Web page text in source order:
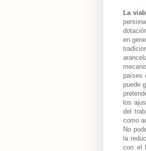
La
en
países
puede
los
del
como
No
la
con el